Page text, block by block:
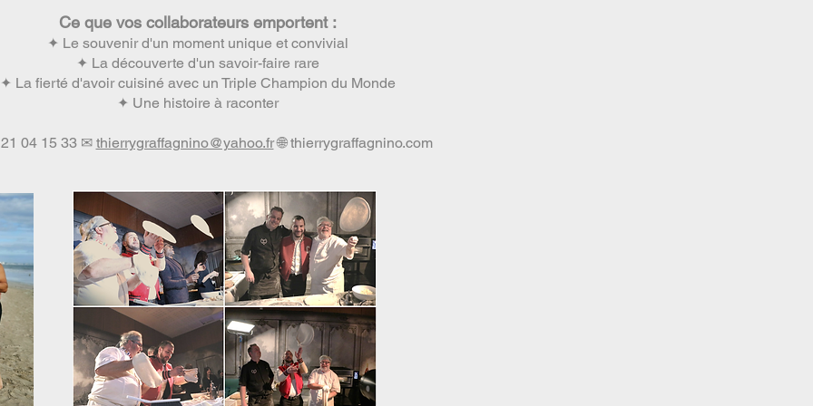
Ce que vos collaborateurs emportent :
✦ Le souvenir d'un moment unique et convivial
✦ La découverte d'un savoir-faire rare
✦ La fierté d'avoir cuisiné avec un Triple Champion du Monde
✦ Une histoire à raconter
04 15 33 ✉ thierrygraffagnino@yahoo.fr🌐 thierrygraffagnino.com